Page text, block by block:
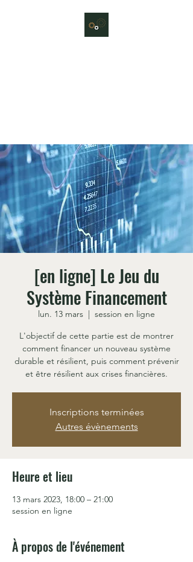
[en ligne] Le Jeu du
Système Financement
lun. 13 mars
  |
session en ligne
L'objectif de cette partie est de montrer
comment financer un nouveau système
durable et résilient, puis comment prévenir
et être résilient aux crises financières.
Inscriptions terminées
Autres évènements
Heure et lieu
13 mars 2023, 18:00 – 21:00
session en ligne
À propos de l'événement